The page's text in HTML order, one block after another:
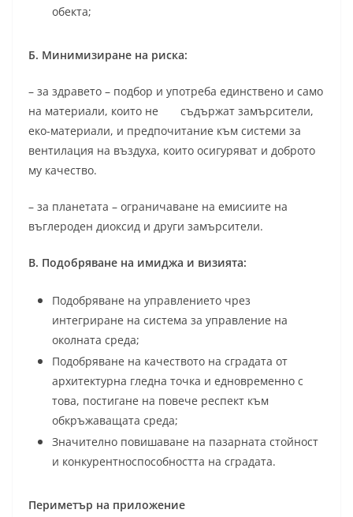
обекта;
Б. Минимизиране на риска:
– за здравето – подбор и употреба единствено и само
на материали, които не съдържат замърсители,
еко-материали, и предпочитание към системи за
вентилация на въздуха, които осигуряват и доброто
му качество.
– за планетата – ограничаване на емисиите на
въглероден диоксид и други замърсители.
В. Подобряване на имиджа и визията:
Подобряване на управлението чрез
интегриране на система за управление на
околната среда;
Подобряване на качеството на сградата от
архитектурна гледна точка и едновременно с
това, постигане на повече респект към
обкръжаващата среда;
Значително повишаване на пазарната стойност
и конкурентноспособността на сградата.
Периметър на приложение